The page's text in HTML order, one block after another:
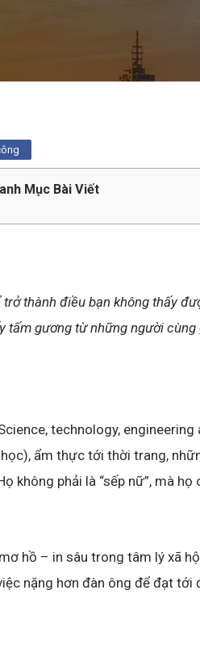
Mục Bài Viết
thành điều bạn không thấy
tấm gương từ những người
technology,
ẩm thực tới thời trang,
không phải là “sếp nữ”, mà họ
hồ – in sâu trong tâm lý xã
nặng hơn đàn ông để đạt tới